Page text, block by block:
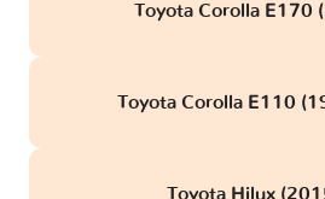
Toyota Corolla E170
Toyota Corolla E110
Toyota Hilux